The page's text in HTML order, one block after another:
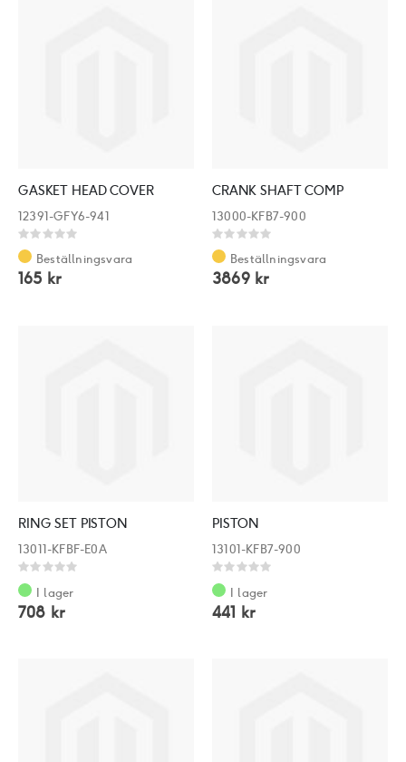
GASKET HEAD COVER
12391-GFY6-941
Rating:
0%
Beställningsvara
165 kr
CRANK SHAFT COMP
13000-KFB7-900
Rating:
0%
Beställningsvara
3869 kr
RING SET PISTON
13011-KFBF-E0A
Rating:
0%
I lager
708 kr
PISTON
13101-KFB7-900
Rating:
0%
I lager
441 kr